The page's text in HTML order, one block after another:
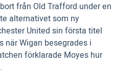
från Old Trafford under en
alternativet som ny
United sin första titel
när Wigan besegrades i
förklarade Moyes hur